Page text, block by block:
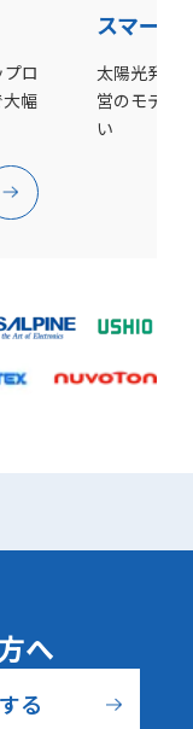
ロ
幅
スマート
太陽光発電
営のモデル
い
へ
る